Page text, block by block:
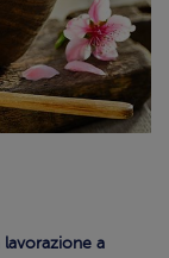
lavorazione a